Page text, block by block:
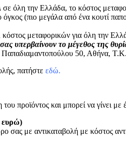
σε όλη την Ελλάδα, το κόστος
(πιο μεγάλα από ένα κουτί
μεταφορικών για όλη την
υπερβαίνουν το μέγεθος της
50, Αθήνα,
πατήστε εδώ.
προϊόντος και μπορεί να γίνει
ευρώ)
σας με αντικαταβολή με κόστος